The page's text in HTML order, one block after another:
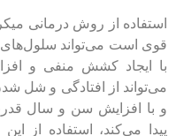
استفاده از روش درمانی
قوی است می‌تواند
با ایجاد کشش منفی و
می‌تواند از افتادگی و شل
و با افزایش سن و سال
پیدا می‌کند، استفاده از